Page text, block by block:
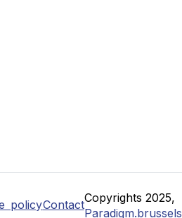
policyContact
Copyrights 2025,
Paradigm.brussels